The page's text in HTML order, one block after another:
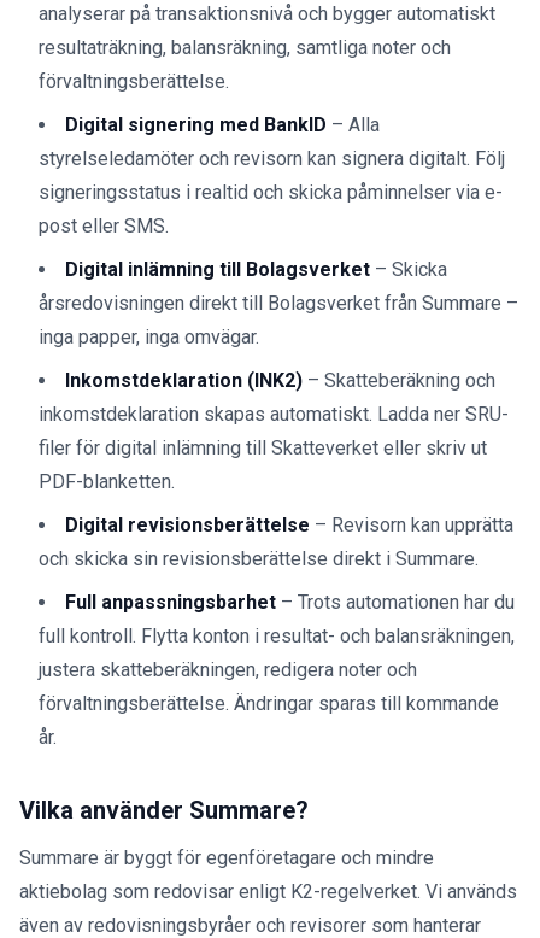
analyserar på transaktionsnivå och bygger automatiskt
resultaträkning, balansräkning, samtliga noter och
förvaltningsberättelse.
Digital signering med BankID – Alla
styrelseledamöter och revisorn kan signera digitalt. Följ
signeringsstatus i realtid och skicka påminnelser via e-
post eller SMS.
Digital inlämning till Bolagsverket – Skicka
årsredovisningen direkt till Bolagsverket från Summare –
inga papper, inga omvägar.
Inkomstdeklaration (INK2) – Skatteberäkning och
inkomstdeklaration skapas automatiskt. Ladda ner SRU-
filer för digital inlämning till Skatteverket eller skriv ut
PDF-blanketten.
Digital revisionsberättelse – Revisorn kan upprätta
och skicka sin revisionsberättelse direkt i Summare.
Full anpassningsbarhet – Trots automationen har du
full kontroll. Flytta konton i resultat- och balansräkningen,
justera skatteberäkningen, redigera noter och
förvaltningsberättelse. Ändringar sparas till kommande
år.
Vilka använder Summare?
Summare är byggt för egenföretagare och mindre
aktiebolag som redovisar enligt K2-regelverket. Vi används
även av redovisningsbyråer och revisorer som hanterar